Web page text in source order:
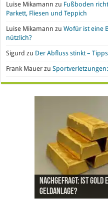
Luise Mikamann zu Fußboden
Parkett, Fliesen und Teppich
Luise Mikamann zuWofür ist eine
nützlich?
Sigurd zu Der Abfluss stinkt –
Frank Mauer zu
Handyvertrag oder
und Nachteile
Nachgefragt: Ist Gold
Geldanlage?
Büroeinrichtung und
Vorteile
Pro & Kontra –
Pflanzen
Synthetische Kleidung
Polyesterstoff